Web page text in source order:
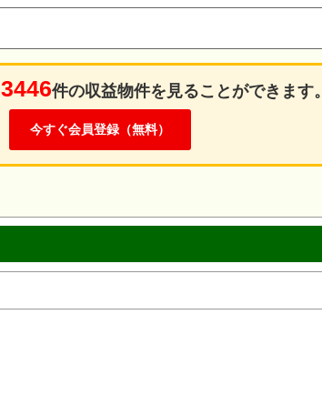
3446件の収益物件を見ることができます。
今すぐ会員登録（無料）